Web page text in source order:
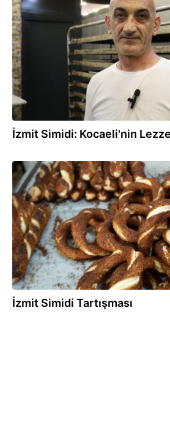
05.06.2025
İzmit Simidi: Kocaeli'nin
04.06.2025
İzmit Simidi Tartışması